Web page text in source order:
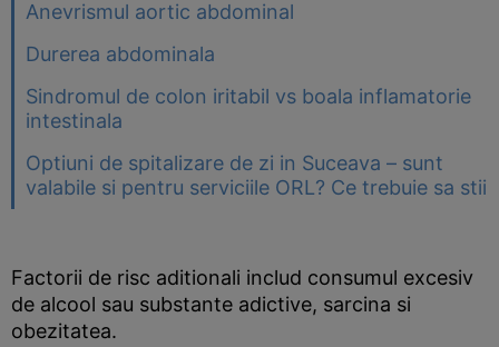
Anevrismul aortic abdominal
Durerea abdominala
Sindromul de colon iritabil vs boala inflamatorie
intestinala
Optiuni de spitalizare de zi in Suceava – sunt
valabile si pentru serviciile ORL? Ce trebuie sa stii
Factorii de risc aditionali includ consumul excesiv
de alcool sau substante adictive, sarcina si
obezitatea.